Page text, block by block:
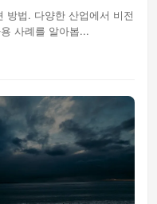
방법. 다양한 산업에서 비전
사례를 알아봅...